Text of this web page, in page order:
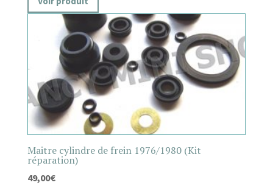
Maitre cylindre de frein 1976/1980 (Kit
réparation)
49,00€